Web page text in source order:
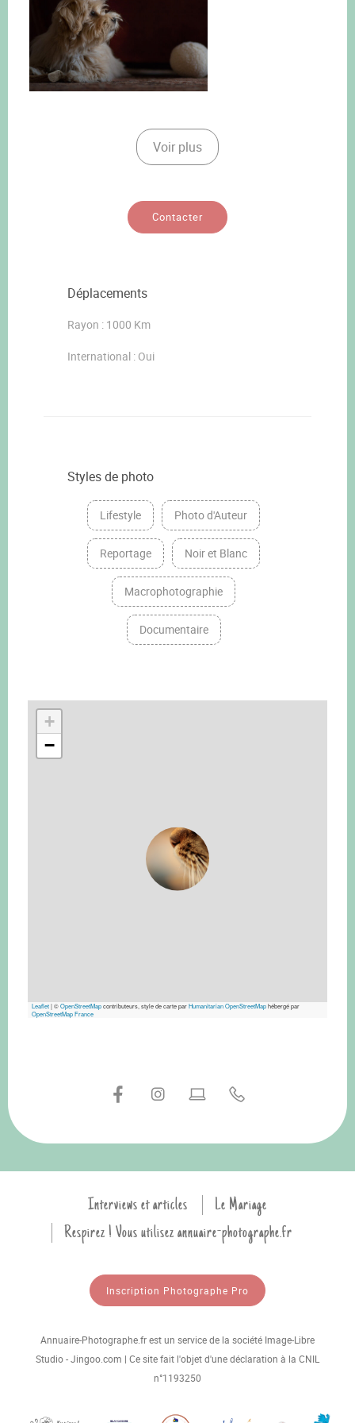
Voir plus
Contacter
Déplacements
Rayon : 1000 Km
International : Oui
Styles de photo
Lifestyle Photo d'Auteur
Reportage Noir et Blanc
Macrophotographie
Documentaire
+
−
Leaflet|©OpenStreetMapcontributeurs, style de carte parHumanitarian OpenStreetMaphébergé par
OpenStreetMap France
Interviews et articles
Le Mariage
Respirez ! Vous utilisez annuaire-photographe.fr
Inscription Photographe Pro
Annuaire-Photographe.fr est un service de la société Image-Libre
Studio - Jingoo.com | Ce site fait l'objet d'une déclaration à la CNIL
n°1193250